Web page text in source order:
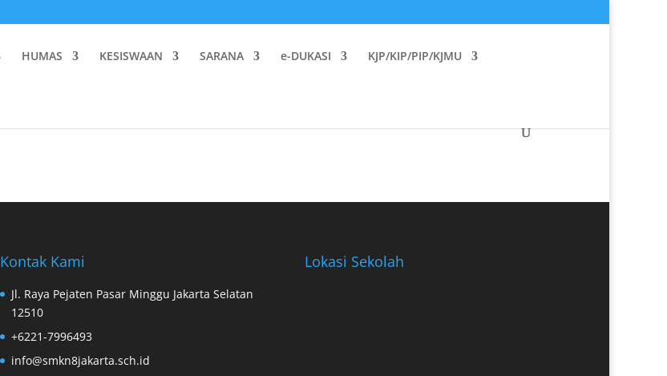
HUMAS KESISWAAN SARANA e-DUKASI KJP/KIP/PIP/KJMU
Kontak Kami
Jl. Raya Pejaten Pasar Minggu Jakarta Selatan
12510
+6221-7996493
info@smkn8jakarta.sch.id
Lokasi Sekolah